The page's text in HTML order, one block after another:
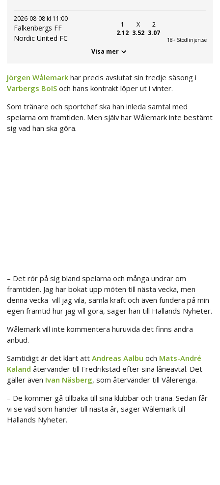
2026-08-08 kl 11:00
Falkenbergs FF
Nordic United FC
1
2.12
X
3.52
2
3.07
18+ Stödlinjen.se
Visa mer
Jörgen Wålemark har precis avslutat sin tredje säsong i
Varbergs BoIS och hans kontrakt löper ut i vinter.
Som tränare och sportchef ska han inleda samtal med
spelarna om framtiden. Men själv har Wålemark inte bestämt
sig vad han ska göra.
– Det rör på sig bland spelarna och många undrar om
framtiden. Jag har bokat upp möten till nästa vecka, men
denna vecka vill jag vila, samla kraft och även fundera på min
egen framtid hur jag vill göra, säger han till Hallands Nyheter.
Wålemark vill inte kommentera huruvida det finns andra
anbud.
Samtidigt är det klart att Andreas Aalbu ​ och Mats-André
Kaland återvänder till Fredrikstad efter sina låneavtal. Det
gäller även Ivan Näsberg, som återvänder till Vålerenga.
– De kommer gå tillbaka till sina klubbar och träna. Sedan får
vi se vad som händer till nästa år, säger Wålemark till
Hallands Nyheter.